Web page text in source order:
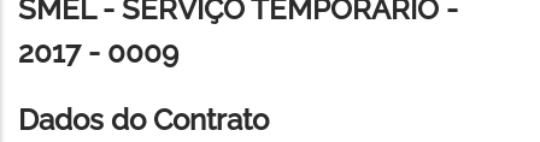
navegação
SMEL - SERVIÇO TEMPORÁRIO -
2017 - 0009
Dados do Contrato